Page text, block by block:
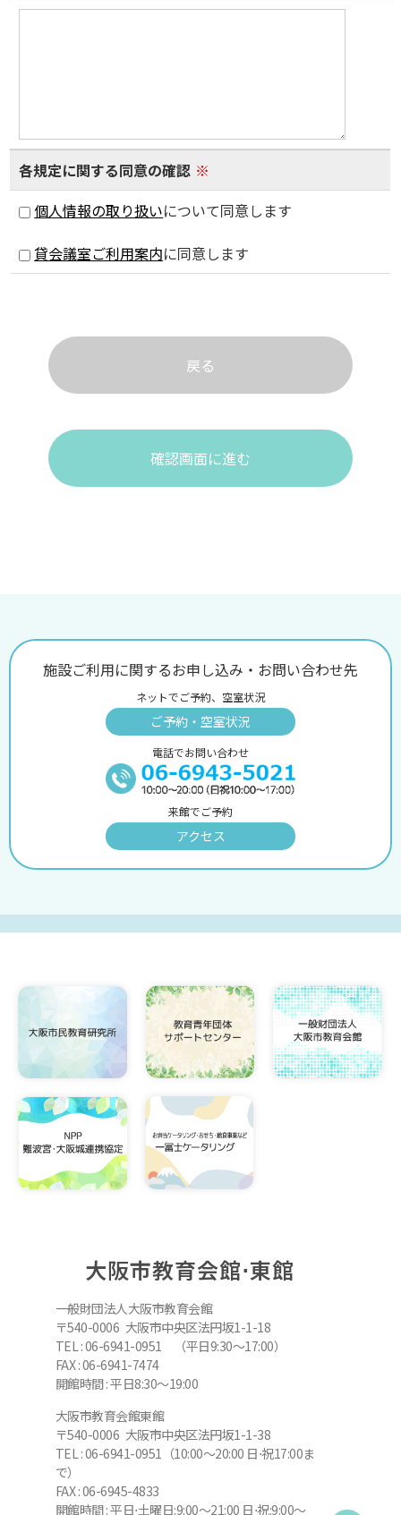
各規定に関する同意の確認 ※
個人情報の取り扱いについて同意します
貸会議室ご利用案内に同意します
戻る
確認画面に進む
施設ご利用に関するお申し込み・お問い合わせ先
ネットでご予約、空室状況
ご予約・空室状況
電話でお問い合わせ
来館でご予約
アクセス
大阪市教育会館⋅東館
一般財団法人大阪市教育会館
〒540-0006 大阪市中央区法円坂1-1-18
TEL : 06-6941-0951 （平日9:30～17:00）
FAX : 06-6941-7474
開館時間 : 平日8:30～19:00
大阪市教育会館東館
〒540-0006 大阪市中央区法円坂1-1-38
TEL : 06-6941-0951（10:00～20:00 日⋅祝17:00ま
で）
FAX : 06-6945-4833
開館時間 : 平日⋅土曜日:9:00～21:00 日⋅祝:9:00～